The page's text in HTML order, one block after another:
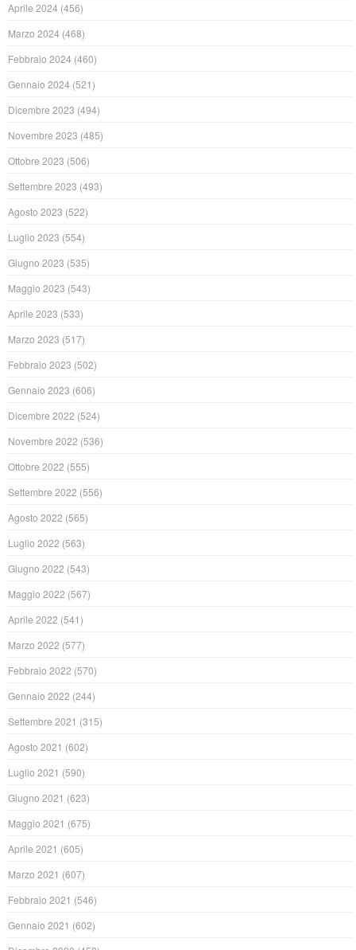
Aprile 2024 (456)
Marzo 2024 (468)
Febbraio 2024 (460)
Gennaio 2024 (521)
Dicembre 2023 (494)
Novembre 2023 (485)
Ottobre 2023 (506)
Settembre 2023 (493)
Agosto 2023 (522)
Luglio 2023 (554)
Giugno 2023 (535)
Maggio 2023 (543)
Aprile 2023 (533)
Marzo 2023 (517)
Febbraio 2023 (502)
Gennaio 2023 (606)
Dicembre 2022 (524)
Novembre 2022 (536)
Ottobre 2022 (555)
Settembre 2022 (556)
Agosto 2022 (565)
Luglio 2022 (563)
Giugno 2022 (543)
Maggio 2022 (567)
Aprile 2022 (541)
Marzo 2022 (577)
Febbraio 2022 (570)
Gennaio 2022 (244)
Settembre 2021 (315)
Agosto 2021 (602)
Luglio 2021 (590)
Giugno 2021 (623)
Maggio 2021 (675)
Aprile 2021 (605)
Marzo 2021 (607)
Febbraio 2021 (546)
Gennaio 2021 (602)